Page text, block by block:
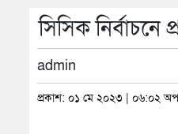
সিসিক নির্বাচনে
admin
প্রকাশ: ০১ মে ২০২৩ | ০৬:০২